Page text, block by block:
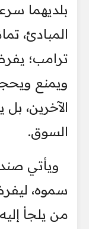
بلديهما
المبادئ،
ترامب؛
ويمنع
الآخرين،
السوق.
ويأتي
سموه،
من يلجأ